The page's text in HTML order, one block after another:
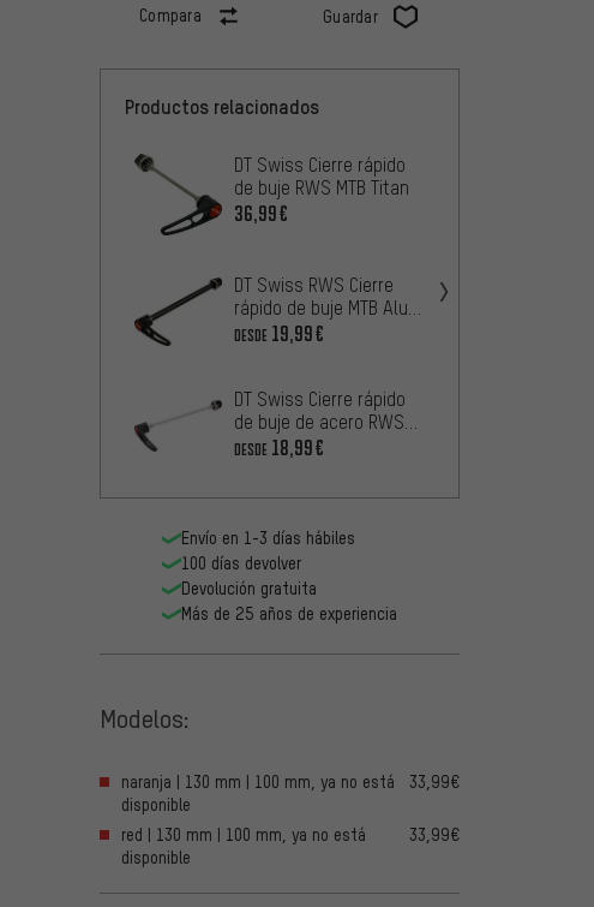
Compara Guardar
Productos relacionados
DT Swiss Cierre rápido
de buje RWS MTB Titan
36,99€
DT Swiss RWS Cierre
rápido de buje MTB Alu
Thru Bolt
DESDE 19,99€
DT Swiss Cierre rápido
de buje de acero RWS
con palanca de aluminio
DESDE 18,99€
Envío en 1-3 días hábiles
100 días devolver
Devolución gratuita
Más de 25 años de experiencia
Modelos:
naranja | 130 mm | 100 mm, ya no está
disponible
33,99€
red | 130 mm | 100 mm, ya no está
disponible
33,99€